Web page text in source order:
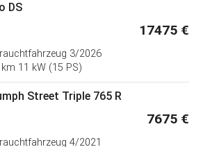
DS
17475 €
3/2026
11 kW (15 PS)
Street Triple 765 R
7675 €
4/2021